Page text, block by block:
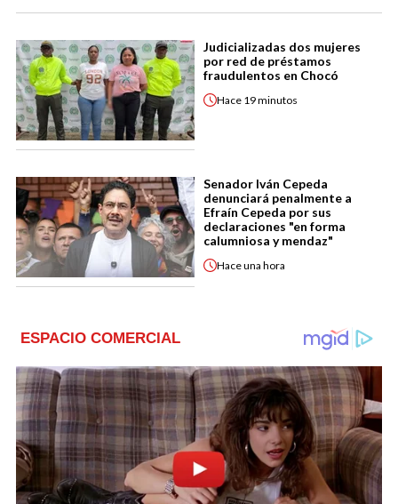
Judicializadas dos mujeres
por red de préstamos
fraudulentos en Chocó
Hace 19 minutos
Senador Iván Cepeda
denunciará penalmente a
Efraín Cepeda por sus
declaraciones "en forma
calumniosa y mendaz"
Haceuna hora